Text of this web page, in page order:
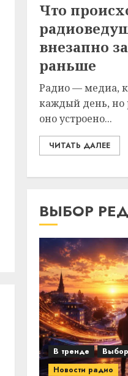
Что
внезапно
раньше
Радио — медиа,
каждый день, но
оно устроено...
ЧИТАТЬ ДАЛЕЕ
ВЫБОР
В тренде
Новости радио